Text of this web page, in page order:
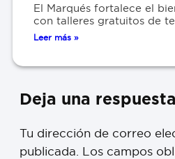
El Marqués fortalece el
con talleres gratuitos de
Leer más »
Deja una respuesta
Tu dirección de correo
publicada. Los campos